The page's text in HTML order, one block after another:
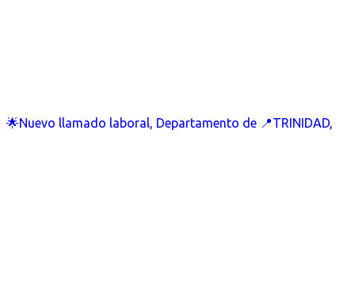
🌟Nuevo llamado laboral, Departamento de 📍TRINIDAD,